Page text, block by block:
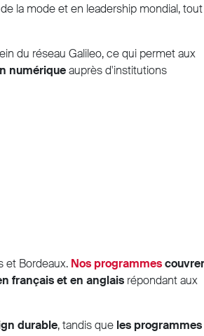
la mode et en leadership mondial,
du réseau Galileo, ce qui permet aux
numériqueauprès d'institutions
et Bordeaux. Nos programmes
français et en anglais répondant aux
durable, tandis que les